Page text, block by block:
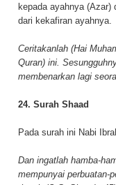
kepada ayahnya (Azar)
dari kekafiran ayahnya.
Ceritakanlah (Hai
Quran) ini.
membenarkan lagi
24. Surah Shaad
Pada surah ini Nabi
Dan ingatlah hamba-
mempunyai perbuatan-